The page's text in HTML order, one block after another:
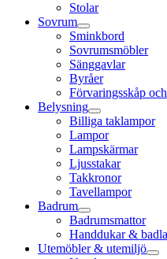
Stolar
Sovrum
Sminkbord
Sovrumsmöbler
Sänggavlar
Byråer
Förvaringsskåp
Belysning
Billiga taklampor
Lampor
Lampskärmar
Ljusstakar
Takkronor
Tavellampor
Badrum
Badrumsmattor
Handdukar &
Utemöbler & utemiljö